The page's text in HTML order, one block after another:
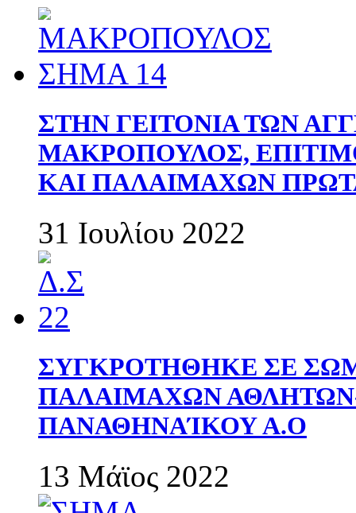
ΣΤΗΝ ΓΕΙΤΟΝΙΑ ΤΩΝ
ΜΑΚΡΟΠΟΥΛΟΣ,
ΚΑΙ ΠΑΛΑΙΜΑΧΩΝ
31 Ιουλίου 2022
ΣΥΓΚΡΟΤΗΘΗΚΕ ΣΕ
ΠΑΛΑΙΜΑΧΩΝ
ΠΑΝΑΘΗΝΑΊΚΟΥ Α.Ο
13 Μάϊος 2022